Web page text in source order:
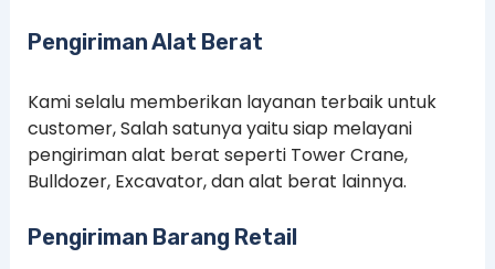
Pengiriman Alat Berat
Kami selalu memberikan layanan terbaik untuk
customer, Salah satunya yaitu siap melayani
pengiriman alat berat seperti Tower Crane,
Bulldozer, Excavator, dan alat berat lainnya.
Pengiriman Barang Retail